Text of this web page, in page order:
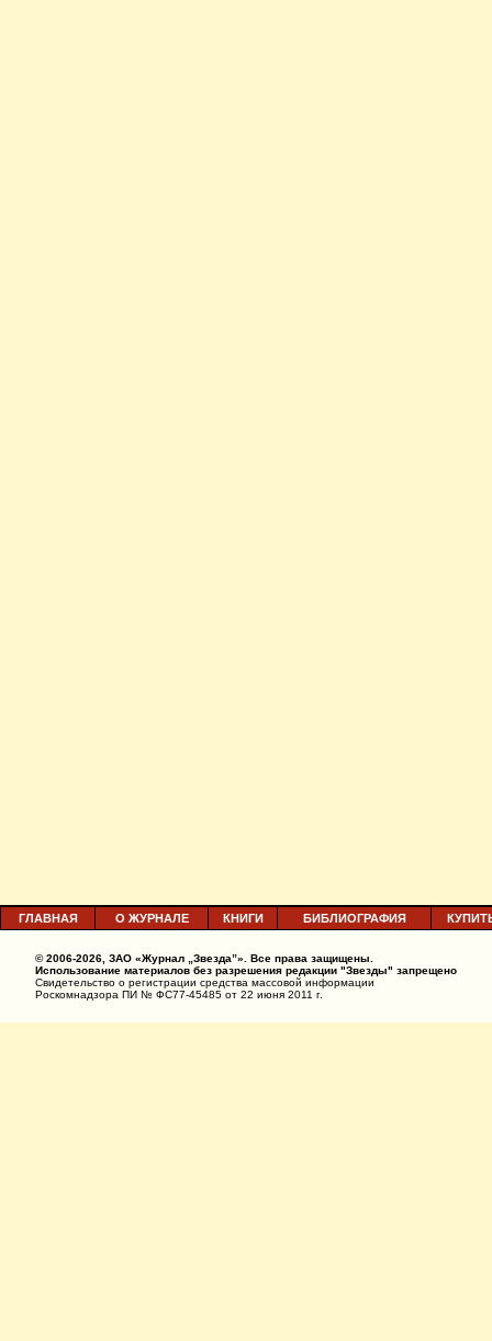
ГЛАВНАЯ О ЖУРНАЛЕ КНИГИ БИБЛИОГРАФИЯ
© 2006-2026, ЗАО «Журнал „Звезда”». Все права защищены.
Использование материалов без разрешения редакции "Звезды" запрещено
Свидетельство о регистрации средства массовой информации
Роскомнадзора ПИ № ФС77-45485 от 22 июня 2011 г.